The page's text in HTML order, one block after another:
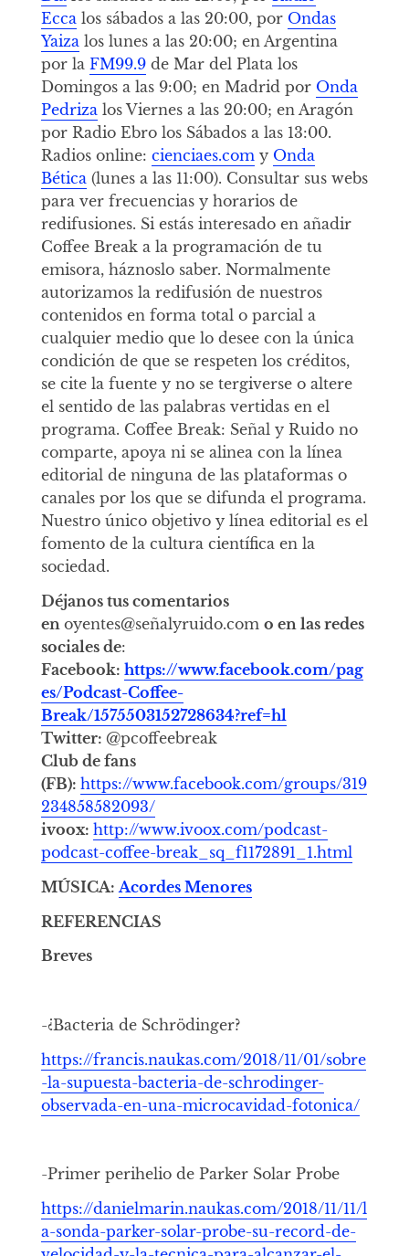
Eccalos sábados a las 20:00, por Ondas
Yaizalos lunes a las 20:00; en Argentina
por la FM99.9de Mar del Plata los
Domingos a las 9:00; en Madrid por Onda
Pedrizalos Viernes a las 20:00; en Aragón
por Radio Ebro los Sábados a las 13:00.
Radios online: cienciaes.comy Onda
Bética(lunes a las 11:00). Consultar sus webs
para ver frecuencias y horarios de
redifusiones. Si estás interesado en añadir
Coffee Break a la programación de tu
emisora, háznoslo saber. Normalmente
autorizamos la redifusión de nuestros
contenidos en forma total o parcial a
cualquier medio que lo desee con la única
condición de que se respeten los créditos,
se cite la fuente y no se tergiverse o altere
el sentido de las palabras vertidas en el
programa. Coffee Break: Señal y Ruido no
comparte, apoya ni se alinea con la línea
editorial de ninguna de las plataformas o
canales por los que se difunda el programa.
Nuestro único objetivo y línea editorial es el
fomento de la cultura científica en la
sociedad.
Déjanos tus comentarios
en oyentes@señalyruido.com o en las redes
sociales de:
Facebook: https://www.facebook.com/pag
es/Podcast-Coffee-
Break/1575503152728634?ref=hl
Twitter: @pcoffeebreak
Club de fans
(FB): https://www.facebook.com/groups/319
234858582093/
ivoox: http://www.ivoox.com/podcast-
podcast-coffee-break_sq_f1172891_1.html
MÚSICA: Acordes Menores
REFERENCIAS
Breves
-¿Bacteria de Schrödinger?
https://francis.naukas.com/2018/11/01/sobre
-la-supuesta-bacteria-de-schrodinger-
observada-en-una-microcavidad-fotonica/
-Primer perihelio de Parker Solar Probe
https://danielmarin.naukas.com/2018/11/11/l
a-sonda-parker-solar-probe-su-record-de-